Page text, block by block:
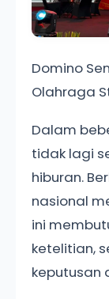
Domino
Olahraga
Dalam
tidak lagi
hiburan.
nasional
ini
ketelitian,
keputusan